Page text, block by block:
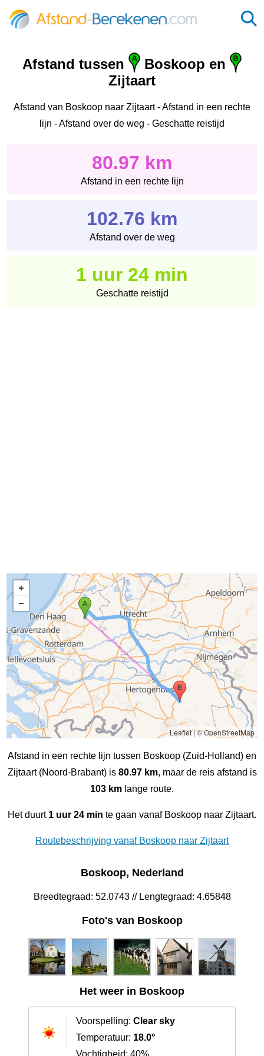
Afstand tussen
Boskoop en
Zijtaart
Afstand van Boskoop naar Zijtaart - Afstand in een rechte
lijn - Afstand over de weg - Geschatte reistijd
80.97 km
Afstand in een rechte lijn
102.76 km
Afstand over de weg
1 uur 24 min
Geschatte reistijd
Leaflet|© OpenStreetMap
Afstand in een rechte lijn tussen Boskoop (Zuid-Holland) en
Zijtaart (Noord-Brabant) is 80.97 km, maar de reis afstand is
103 km lange route.
Het duurt 1 uur 24 min te gaan vanaf Boskoop naar Zijtaart.
Routebeschrijving vanaf Boskoop naar Zijtaart
Boskoop, Nederland
Breedtegraad: 52.0743 // Lengtegraad: 4.65848
Foto's van Boskoop
Het weer in Boskoop
Voorspelling: Clear sky
Temperatuur: 18.0°